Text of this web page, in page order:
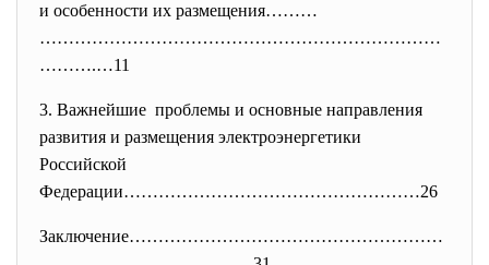
и особенности их размещения………
……………………………………………………………
……….…11
3. Важнейшие проблемы и основные направления
развития и размещения электроэнергетики
Российской
Федерации……………………………………………26
Заключение………………………………………………